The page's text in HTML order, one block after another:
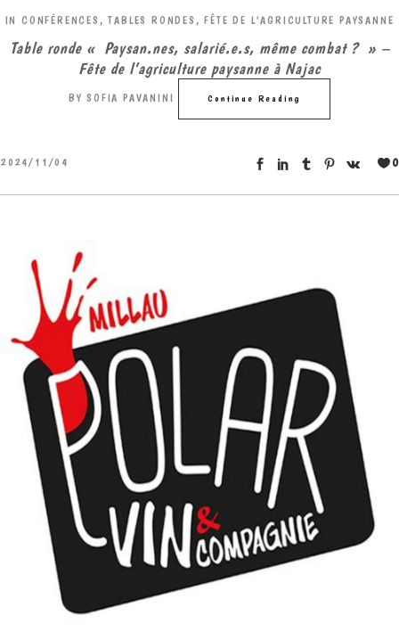
IN CONFÉRENCES, TABLES RONDES , FÊTE DE L'AGRICULTURE PAYSANNE
Table ronde « Paysan.nes, salarié.e.s, même combat ? » –
Fête de l’agriculture paysanne à Najac
BY SOFIA PAVANINI Continue Reading
2024/11/04 0